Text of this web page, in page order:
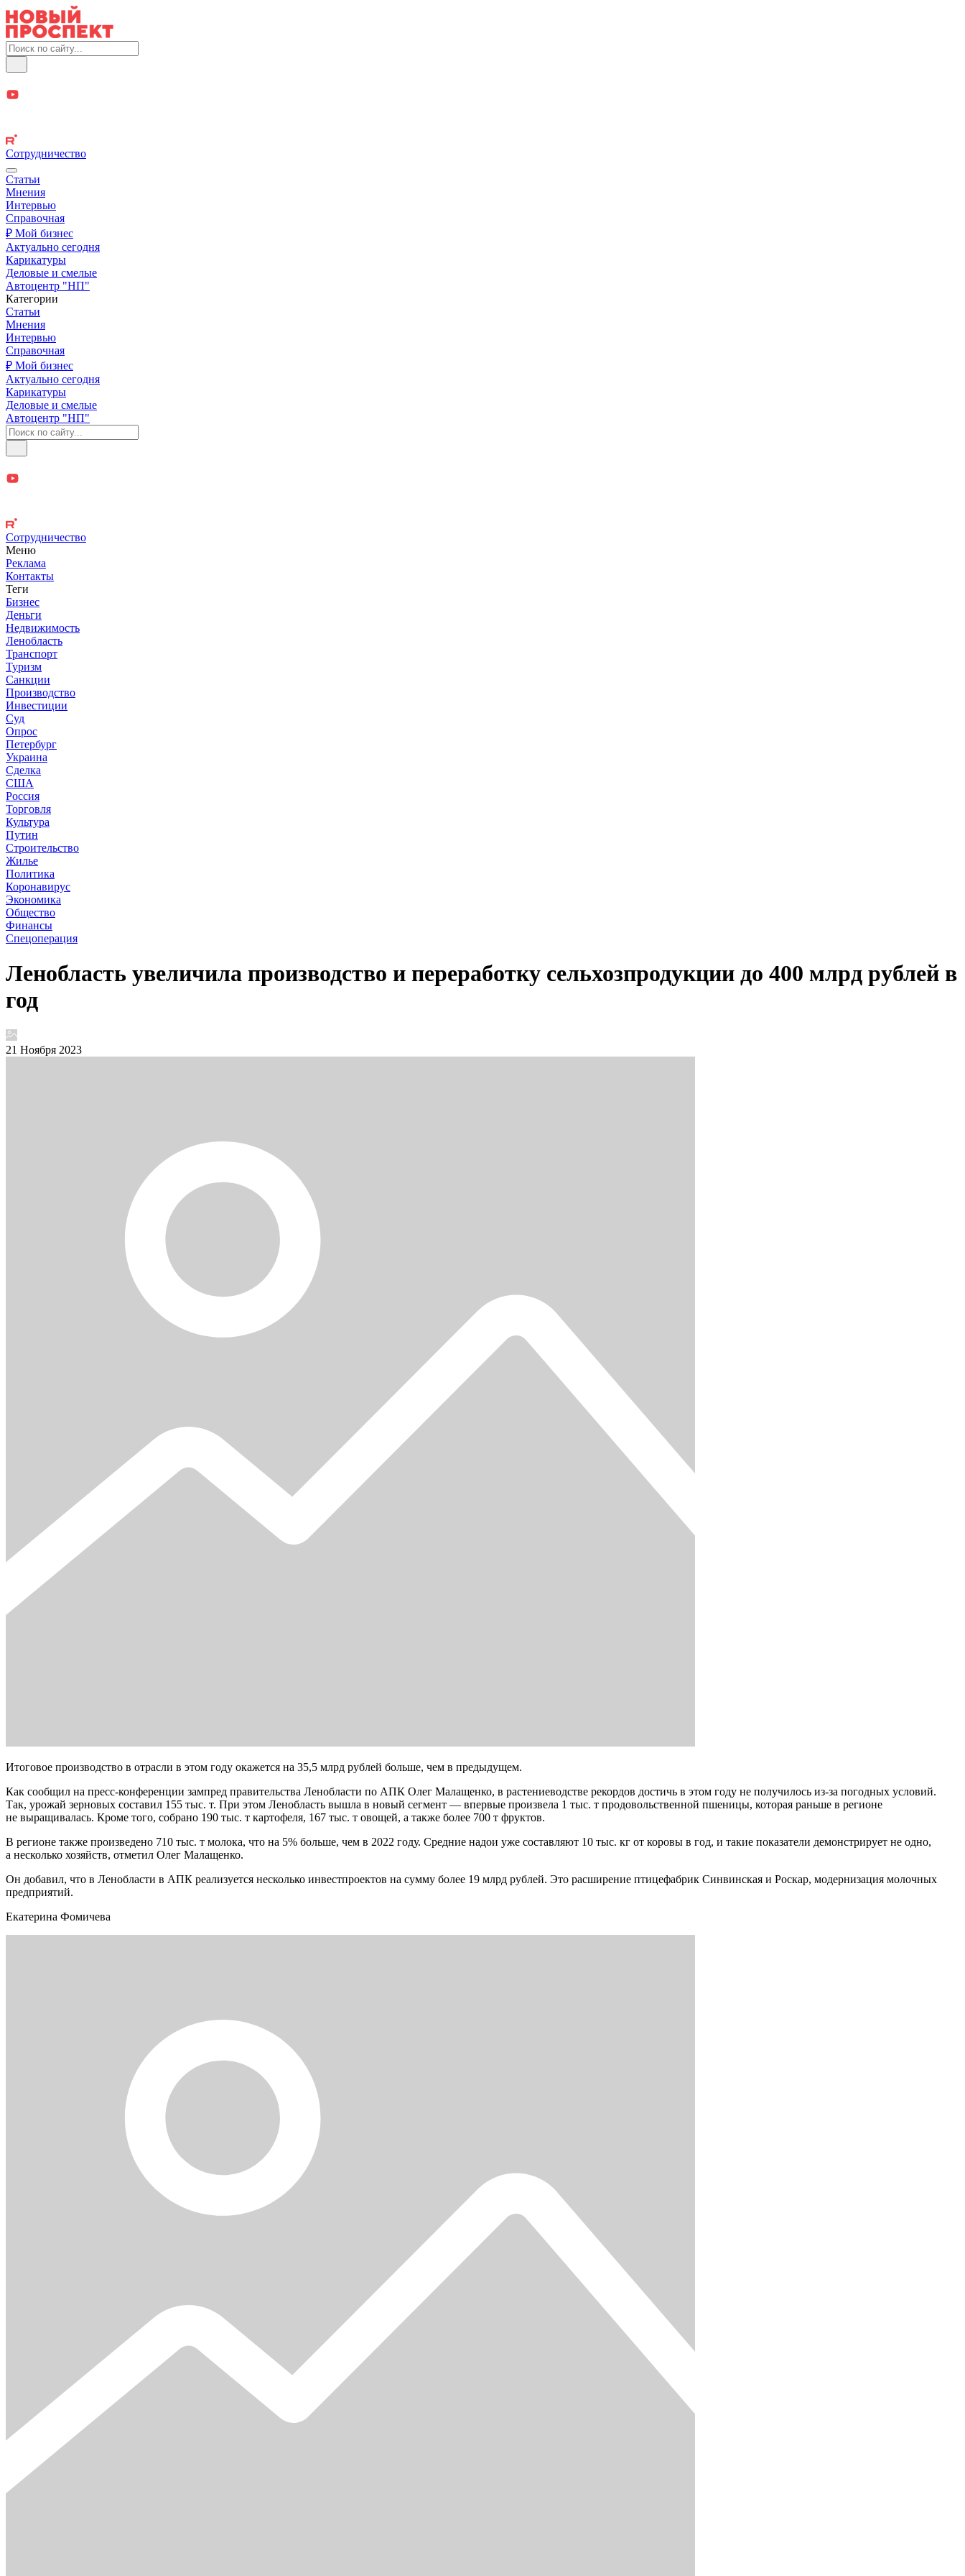
Сотрудничество
Статьи
Мнения
Интервью
Справочная
₽ Мой бизнес
Актуально сегодня
Карикатуры
Деловые и смелые
Автоцентр "НП"
Категории
Статьи
Мнения
Интервью
Справочная
₽ Мой бизнес
Актуально сегодня
Карикатуры
Деловые и смелые
Автоцентр "НП"
Сотрудничество
Меню
Реклама
Контакты
Теги
Бизнес
Деньги
Недвижимость
Ленобласть
Транспорт
Туризм
Санкции
Производство
Инвестиции
Суд
Опрос
Петербург
Украина
Сделка
США
Россия
Торговля
Культура
Путин
Строительство
Жилье
Политика
Коронавирус
Экономика
Общество
Финансы
Спецоперация
Ленобласть увеличила производство и переработку сельхозпродукции до 400 млрд рублей в
год
21 Ноября 2023
Итоговое производство в отрасли в этом году окажется на 35,5 млрд рублей больше, чем в предыдущем.
Как сообщил на пресс-конференции зампред правительства Ленобласти по АПК Олег Малащенко, в растениеводстве рекордов достичь в этом году не получилось из-за погодных условий.
Так, урожай зерновых составил 155 тыс. т. При этом Ленобласть вышла в новый сегмент — впервые произвела 1 тыс. т продовольственной пшеницы, которая раньше в регионе
не выращивалась. Кроме того, собрано 190 тыс. т картофеля, 167 тыс. т овощей, а также более 700 т фруктов.
В регионе также произведено 710 тыс. т молока, что на 5% больше, чем в 2022 году. Средние надои уже составляют 10 тыс. кг от коровы в год, и такие показатели демонстрирует не одно,
а несколько хозяйств, отметил Олег Малащенко.
Он добавил, что в Ленобласти в АПК реализуется несколько инвестпроектов на сумму более 19 млрд рублей. Это расширение птицефабрик Синвинская и Роскар, модернизация молочных
предприятий.
Екатерина Фомичева